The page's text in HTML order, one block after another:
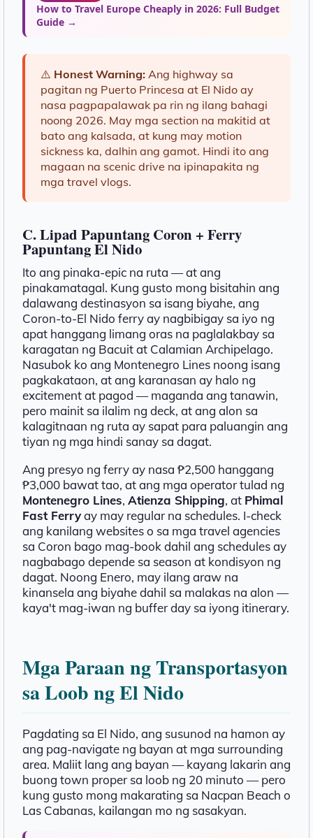
How to Travel Europe Cheaply in 2026: Full Budget
Guide →
⚠️ Honest Warning: Ang highway sa
pagitan ng Puerto Princesa at El Nido ay
nasa pagpapalawak pa rin ng ilang bahagi
noong 2026. May mga section na makitid at
bato ang kalsada, at kung may motion
sickness ka, dalhin ang gamot. Hindi ito ang
magaan na scenic drive na ipinapakita ng
mga travel vlogs.
C. Lipad Papuntang Coron + Ferry
Papuntang El Nido
Ito ang pinaka-epic na ruta — at ang
pinakamatagal. Kung gusto mong bisitahin ang
dalawang destinasyon sa isang biyahe, ang
Coron-to-El Nido ferry ay nagbibigay sa iyo ng
apat hanggang limang oras na paglalakbay sa
karagatan ng Bacuit at Calamian Archipelago.
Nasubok ko ang Montenegro Lines noong isang
pagkakataon, at ang karanasan ay halo ng
excitement at pagod — maganda ang tanawin,
pero mainit sa ilalim ng deck, at ang alon sa
kalagitnaan ng ruta ay sapat para paluangin ang
tiyan ng mga hindi sanay sa dagat.
Ang presyo ng ferry ay nasa ₱2,500 hanggang
₱3,000 bawat tao, at ang mga operator tulad ng
Montenegro Lines, Atienza Shipping, at Phimal
Fast Ferryay may regular na schedules. I-check
ang kanilang websites o sa mga travel agencies
sa Coron bago mag-book dahil ang schedules ay
nagbabago depende sa season at kondisyon ng
dagat. Noong Enero, may ilang araw na
kinansela ang biyahe dahil sa malakas na alon —
kaya't mag-iwan ng buffer day sa iyong itinerary.
Mga Paraan ng Transportasyon
sa Loob ng El Nido
Pagdating sa El Nido, ang susunod na hamon ay
ang pag-navigate ng bayan at mga surrounding
area. Maliit lang ang bayan — kayang lakarin ang
buong town proper sa loob ng 20 minuto — pero
kung gusto mong makarating sa Nacpan Beach o
Las Cabanas, kailangan mo ng sasakyan.